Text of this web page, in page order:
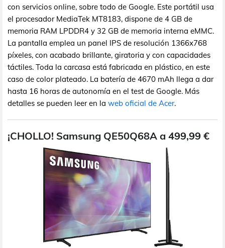
con servicios online, sobre todo de Google. Este portátil usa
el procesador MediaTek MT8183, dispone de 4 GB de
memoria RAM LPDDR4 y 32 GB de memoria interna eMMC.
La pantalla emplea un panel IPS de resolución 1366x768
píxeles, con acabado brillante, giratoria y con capacidades
táctiles. Toda la carcasa está fabricada en plástico, en este
caso de color plateado. La batería de 4670 mAh llega a dar
hasta 16 horas de autonomía en el test de Google. Más
detalles se pueden leer en la web oficial de Acer.
¡CHOLLO! Samsung QE50Q68A a 499,99 €